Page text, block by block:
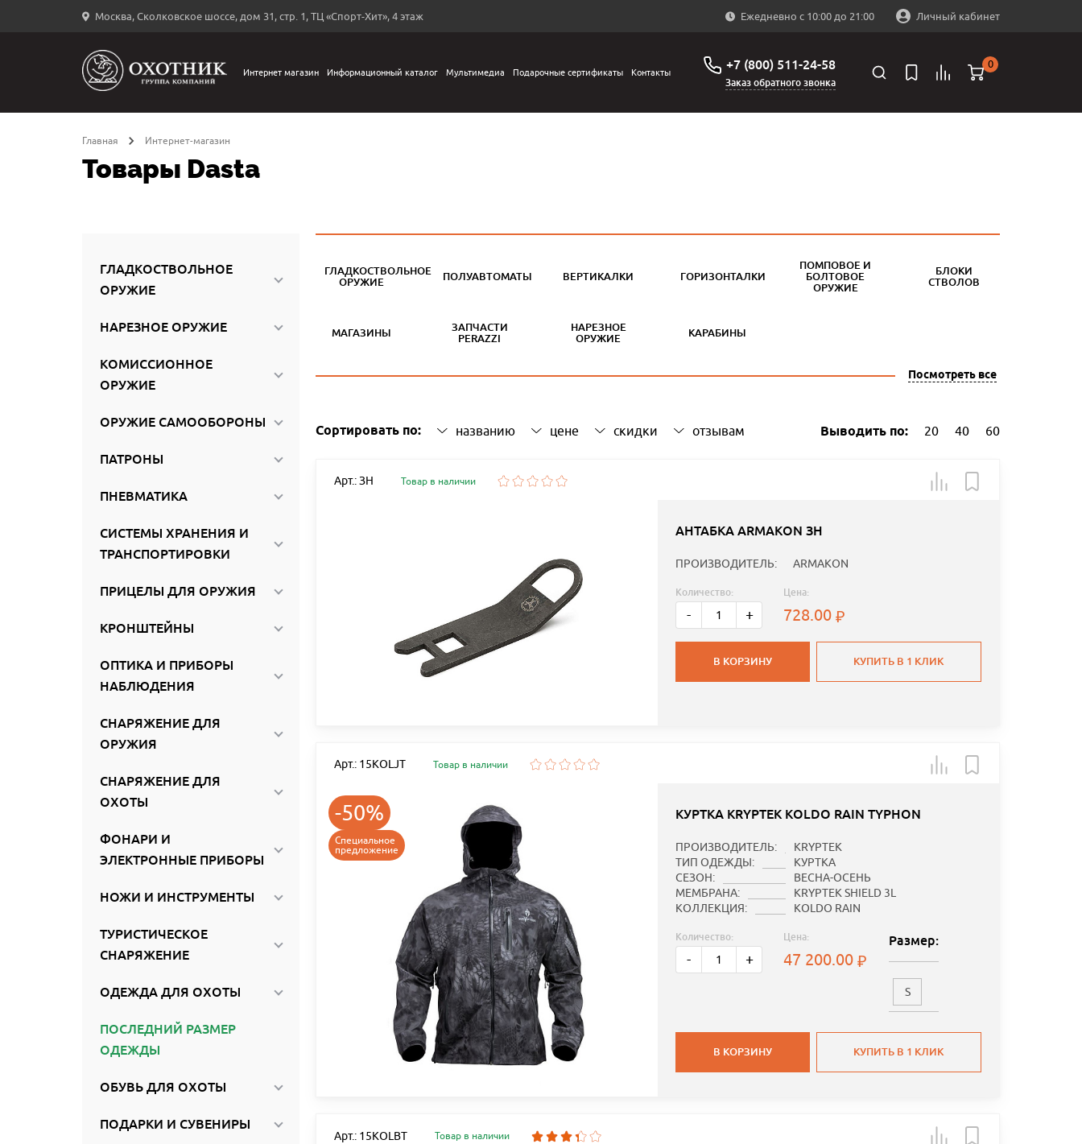
Москва, Сколковское шоссе, дом 31, стр. 1, ТЦ «Спорт-Хит», 4 этаж Ежедневно с 10:00 до 21:00 Личный кабинет
←
Интернет магазин Информационный каталог Мультимедиа Подарочные сертификаты Контакты +7 (800) 511-24-58
Заказ обратного звонка
0
Главная Интернет-магазин
Товары Dasta
ГЛАДКОСТВОЛЬНОЕ
ОРУЖИЕ
НАРЕЗНОЕ ОРУЖИЕ
КОМИССИОННОЕ
ОРУЖИЕ
ОРУЖИЕ САМООБОРОНЫ
ПАТРОНЫ
ПНЕВМАТИКА
СИСТЕМЫ ХРАНЕНИЯ И
ТРАНСПОРТИРОВКИ
ПРИЦЕЛЫ ДЛЯ ОРУЖИЯ
КРОНШТЕЙНЫ
ОПТИКА И ПРИБОРЫ
НАБЛЮДЕНИЯ
СНАРЯЖЕНИЕ ДЛЯ
ОРУЖИЯ
СНАРЯЖЕНИЕ ДЛЯ
ОХОТЫ
ФОНАРИ И
ЭЛЕКТРОННЫЕ ПРИБОРЫ
НОЖИ И ИНСТРУМЕНТЫ
ТУРИСТИЧЕСКОЕ
СНАРЯЖЕНИЕ
ОДЕЖДА ДЛЯ ОХОТЫ
ПОСЛЕДНИЙ РАЗМЕР
ОДЕЖДЫ
ОБУВЬ ДЛЯ ОХОТЫ
ПОДАРКИ И СУВЕНИРЫ
ГЛАДКОСТВОЛЬНОЕ
ОРУЖИЕ
ПОЛУАВТОМАТЫ ВЕРТИКАЛКИ ГОРИЗОНТАЛКИ
ПОМПОВОЕ И
БОЛТОВОЕ
ОРУЖИЕ
БЛОКИ
СТВОЛОВ
МАГАЗИНЫ
ЗАПЧАСТИ
PERAZZI
НАРЕЗНОЕ
ОРУЖИЕ
КАРАБИНЫ
Посмотреть все
Сортировать по: названию цене скидки отзывам Выводить по: 20 40 60
Арт.: ЗН Товар в наличии
АНТАБКА ARMAKON ЗН
ПРОИЗВОДИТЕЛЬ: ARMAKON
Количество:
- +
Цена:
728.00
В КОРЗИНУ КУПИТЬ В 1 КЛИК
Арт.: 15KOLJT Товар в наличии
-50%
Специальное
предложение
КУРТКА KRYPTEK KOLDO RAIN TYPHON
ПРОИЗВОДИТЕЛЬ:
KRYPTEK
ТИП ОДЕЖДЫ:
КУРТКА
СЕЗОН:
ВЕСНА-ОСЕНЬ
МЕМБРАНА:
KRYPTEK SHIELD 3L
КОЛЛЕКЦИЯ:
KOLDO RAIN
Количество:
- +
Цена:
47 200.00
Размер:
S
В КОРЗИНУ КУПИТЬ В 1 КЛИК
Арт.: 15KOLBT Товар в наличии